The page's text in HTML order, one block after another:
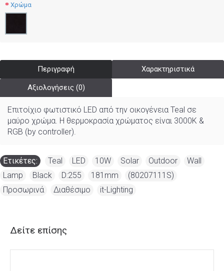
Χρώμα
Περιγραφή Χαρακτηριστικά
Αξιολογήσεις (0)
Επιτοίχιο φωτιστικό LED από την οικογένεια Teal σε
μαύρο χρώμα. Η θερμοκρασία χρώματος είναι 3000K &
RGB (by controller).
Ετικέτες: Teal LED 10W Solar Outdoor Wall
Lamp
Black D:255 181mm (80207111S)
Προσωρινά
Διαθέσιμο it-Lighting
Δείτε επίσης